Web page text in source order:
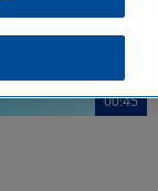
00:45